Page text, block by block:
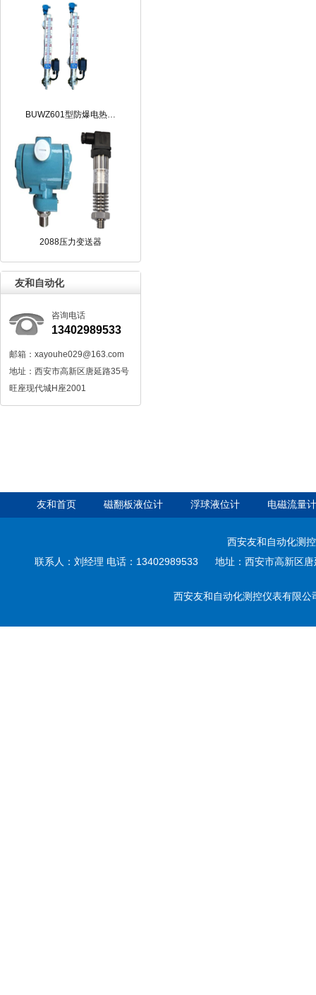
BUWZ601型防爆电热…
2088压力变送器
友和自动化
咨询电话
13402989533
邮箱：xayouhe029@163.com
地址：西安市高新区唐延路35号
旺座现代城H座2001
友和首页 磁翻板液位计 浮球液位计 电磁流量计
西安友和自动化测
联系人：刘经理 电话：13402989533 地址：西安市高新区
西安友和自动化测控仪表有限公